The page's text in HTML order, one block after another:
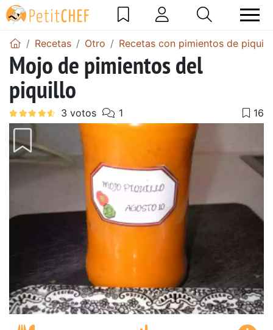
Recetas Otro Recetas con pimientos de
Mojo de pimientos del
piquillo